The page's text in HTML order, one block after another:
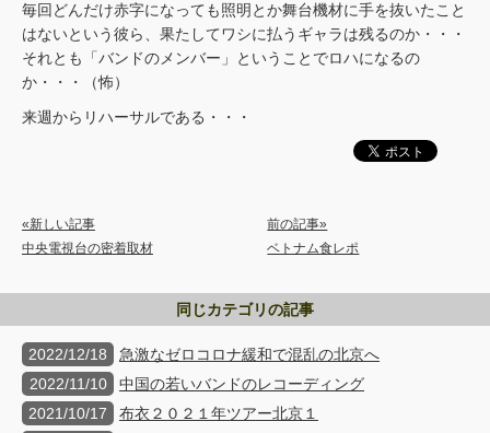
毎回どんだけ赤字になっても照明とか舞台機材に手を抜いたこと
はないという彼ら、果たしてワシに払うギャラは残るのか・・・
それとも「バンドのメンバー」ということでロハになるの
か・・・（怖）
来週からリハーサルである・・・
«新しい記事
中央電視台の密着取材
前の記事»
ベトナム食レポ
同じカテゴリの記事
2022/12/18
急激なゼロコロナ緩和で混乱の北京へ
2022/11/10
中国の若いバンドのレコーディング
2021/10/17
布衣２０２１年ツアー北京１